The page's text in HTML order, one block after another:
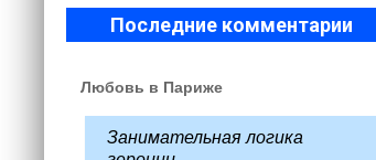
Последние комментарии
Любовь в Париже
Занимательная логика